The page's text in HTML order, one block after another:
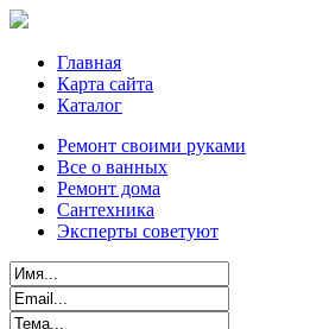
Главная
Карта сайта
Каталог
Ремонт своими руками
Все о ванных
Ремонт дома
Сантехника
Эксперты советуют